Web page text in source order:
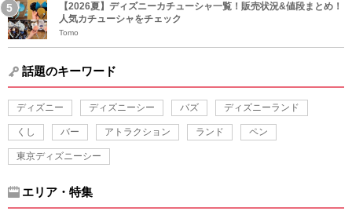
【2026夏】ディズニーカチューシャ一覧！販売状況&値段まとめ！
人気カチューシャをチェック
Tomo
話題のキーワード
ディズニー ディズニーシー バズ ディズニーランド
くし バー アトラクション ランド ペン
東京ディズニーシー
エリア・特集